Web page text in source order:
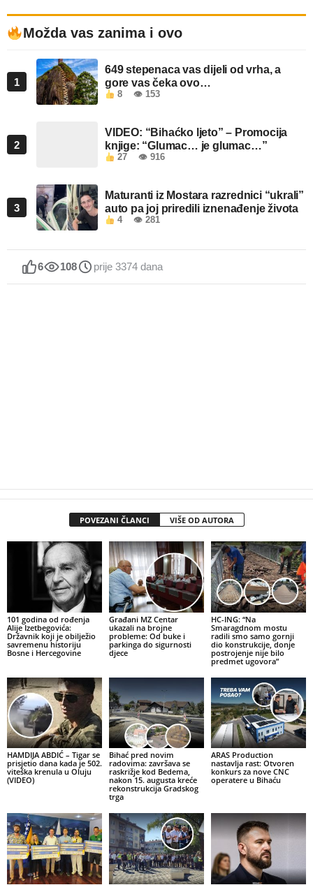
Možda vas zanima i ovo
1
649 stepenaca vas dijeli od vrha, a
gore vas čeka ovo…
8 👁 153
2
VIDEO: “Bihaćko ljeto” – Promocija
knjige: “Glumac… je glumac…”
27 👁 916
3
Maturanti iz Mostara razrednici “ukrali”
auto pa joj priredili iznenađenje života
4 👁 281
6 108 prije 3374 dana
POVEZANI ČLANCI VIŠE OD AUTORA
101 godina od rođenja
Alije Izetbegovića:
Državnik koji je obilježio
savremenu historiju
Bosne i Hercegovine
Građani MZ Centar
ukazali na brojne
probleme: Od buke i
parkinga do sigurnosti
djece
HC-ING: “Na
Smaragdnom mostu
radili smo samo gornji
dio konstrukcije, donje
postrojenje nije bilo
predmet ugovora”
HAMDIJA ABDIĆ – Tigar se
prisjetio dana kada je 502.
viteška krenula u Oluju
(VIDEO)
Bihać pred novim
radovima: završava se
raskrižje kod Bedema,
nakon 15. augusta kreće
rekonstrukcija Gradskog
trga
ARAS Production
nastavlja rast: Otvoren
konkurs za nove CNC
operatere u Bihaću